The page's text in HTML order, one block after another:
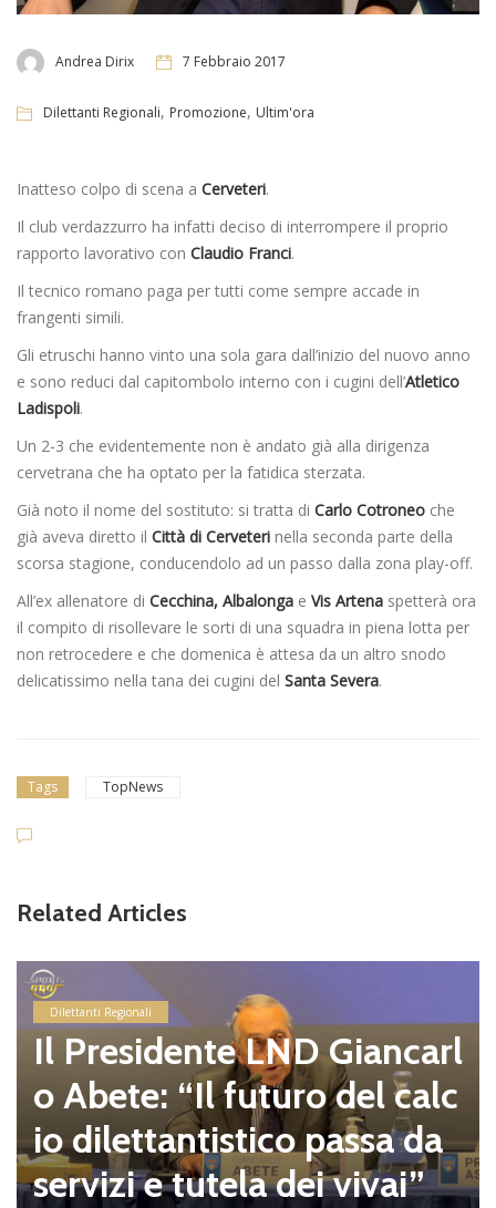
Andrea Dirix 7 Febbraio 2017
Dilettanti Regionali, Promozione, Ultim'ora
Inatteso colpo di scena a Cerveteri.
Il club verdazzurro ha infatti deciso di interrompere il proprio
rapporto lavorativo con Claudio Franci.
Il tecnico romano paga per tutti come sempre accade in
frangenti simili.
Gli etruschi hanno vinto una sola gara dall’inizio del nuovo anno
e sono reduci dal capitombolo interno con i cugini dell’Atletico
Ladispoli.
Un 2-3 che evidentemente non è andato già alla dirigenza
cervetrana che ha optato per la fatidica sterzata.
Già noto il nome del sostituto: si tratta di Carlo Cotroneo che
già aveva diretto il Città di Cerveteri nella seconda parte della
scorsa stagione, conducendolo ad un passo dalla zona play-off.
All’ex allenatore di Cecchina, Albalonga e Vis Artena spetterà ora
il compito di risollevare le sorti di una squadra in piena lotta per
non retrocedere e che domenica è attesa da un altro snodo
delicatissimo nella tana dei cugini del Santa Severa.
Tags TopNews
Related Articles
Dilettanti Regionali
Il Presidente LND Giancarl
o Abete: “Il futuro del calc
io dilettantistico passa da
servizi e tutela dei vivai”